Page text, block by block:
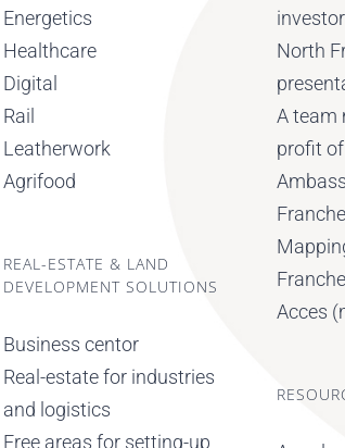
Energetics
Healthcare
Digital
Rail
Leatherwork
Agrifood
REAL-ESTATE & LAND
DEVELOPMENT SOLUTIONS
Business centor
Real-estate for industries
and logistics
Free areas for setting-up
North
A team
profit
Acces